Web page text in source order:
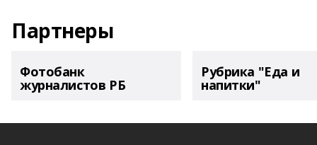
Партнеры
Фотобанк
журналистов РБ
Рубрика "Еда и
напитки"